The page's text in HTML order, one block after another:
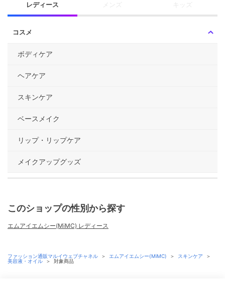
レディース メンズ キッズ
コスメ
ボディケア
ヘアケア
スキンケア
ベースメイク
リップ・リップケア
メイクアップグッズ
このショップの性別から探す
エムアイエムシー(MiMC) レディース
ファッション通販マルイウェブチャネル ＞ エムアイエムシー(MiMC) ＞ スキンケア
＞
美容液・オイル
＞ 対象商品